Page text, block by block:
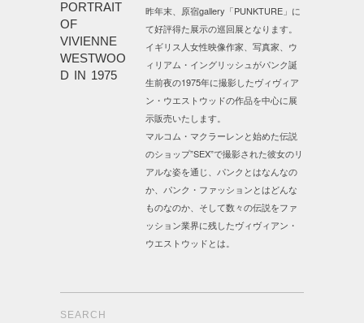
PORTRAIT
OF
VIVIENNE
WESTWOO
D IN 1975
昨年末、原宿gallery「PUNKTURE」に
て好評得た展示の巡回展となります。
イギリス人女性映像作家、写真家、ウ
ィリアム・イングリッシュがパンク誕
生前夜の1975年に撮影したヴィヴィア
ン・ウエストウッドの作品を中心に展
示販売いたします。
マルコム・マクラーレンと始めた伝説
のショップ”SEX”で撮影された彼女のリ
アルな姿を通じ、パンクとはなんなの
か、パンク・ファッションとはどんな
ものなのか、そして数々の伝説をファ
ッション業界に残したヴィヴィアン・
ウエストウッドとは。
SEARCH